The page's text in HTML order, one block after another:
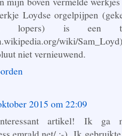
Loydse orgelpijpen
is een
wiki/
niet vernieuwend.
2015 om 22:09
artikel! Ik ga